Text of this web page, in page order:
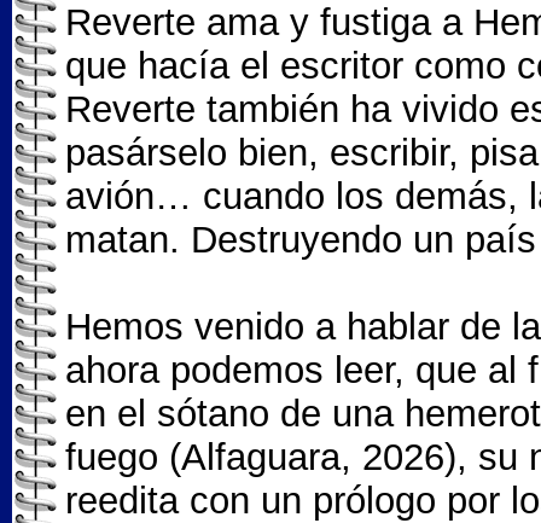
Reverte ama y fustiga a
que hacía el escritor como
Reverte también ha vivido
pasárselo bien, escribir,
avión… cuando los demás,
matan. Destruyendo un
Hemos venido a hablar de
ahora podemos leer, que al
en el sótano de una
fuego (Alfaguara, 2026), su
reedita con un prólogo por